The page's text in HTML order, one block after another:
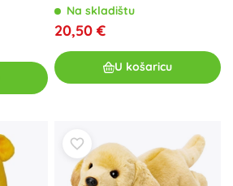
Na skladištu
20,50 €
U košaricu